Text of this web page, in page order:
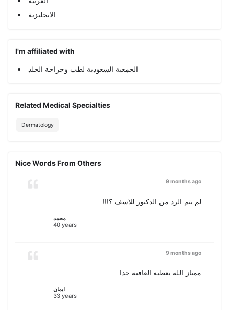
الانجليزية
I'm affiliated with
الجمعية السعودية لطب وجراحة الجلد
Related Medical Specialties
Dermatology
Nice Words From Others
9 months ago
لم يتم الرد من الدكتور للاسف ؟!!!
محمد
40 years
9 months ago
ممتاز الله يعطيه العافيه جدا
ايمان
33 years